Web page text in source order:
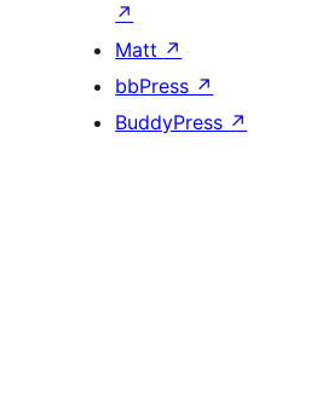
↗
Matt ↗
bbPress ↗
BuddyPress ↗